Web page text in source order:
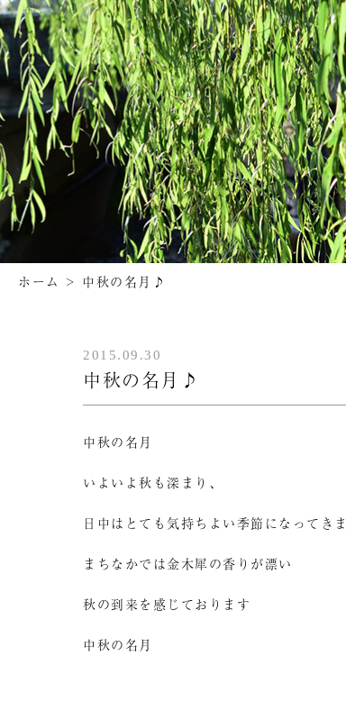
ホーム > 中秋の名月♪
2015.09.30
中秋の名月♪
中秋の名月
いよいよ秋も深まり、
日中はとても気持ちよい季節になってき
まちなかでは金木犀の香りが漂い
秋の到来を感じております
中秋の名月